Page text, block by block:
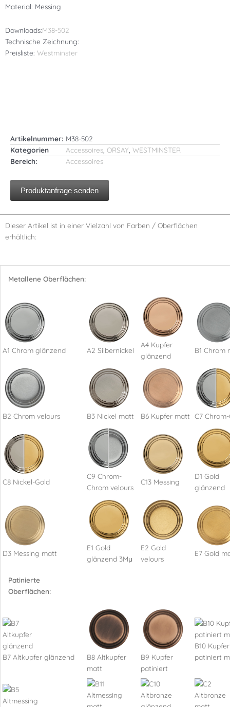
Material: Messing
Downloads:M38-502
Technische Zeichnung:
Preisliste: Westminster
Artikelnummer: M38-502
Kategorien
Accessoires ORSAY WESTMINSTER
Bereich:
Accessoires
Produktanfrage senden
Dieser Artikel ist in einer Vielzahl von Farben / Oberflächen
erhältlich:
Metallene Oberflächen:
A1 Chrom glänzend A2 Silbernickel
A4 Kupfer
glänzend
B1 Chrom
B2 Chrom velours B3 Nickel matt B6 Kupfer matt C7
C8 Nickel-Gold
C9 Chrom-
Chrom velours
C13 Messing
D1 Gold
glänzend
D3 Messing matt
E1 Gold
glänzend 3Mμ
E2 Gold
velours
E7 Gold
Patinierte
Oberflächen:
B7 Altkupfer glänzend
B8 Altkupfer
matt
B9 Kupfer
patiniert
B10 Kupfer
patiniert